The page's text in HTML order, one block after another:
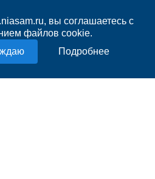
вы соглашаетесь с
файлов cookie.
Подробнее
данных